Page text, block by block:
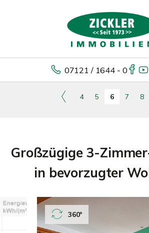
07121 / 1644 - 0
4 5 6 7 8
Großzügige 3-
in bevorzugter
360°